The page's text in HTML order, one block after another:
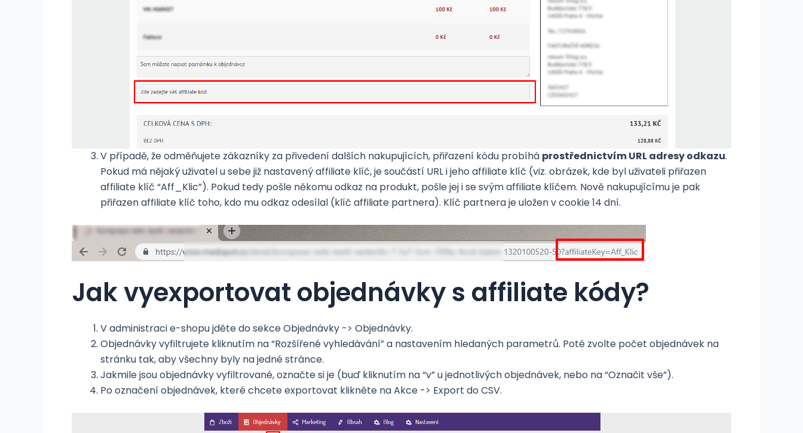
V případě, že odměňujete zákazníky za přivedení dalších nakupujících, přiřazení kódu probíhá prostřednictvím URL adresy odkazu.
Pokud má nějaký uživatel u sebe již nastavený affiliate klíč, je součástí URL i jeho affiliate klíč (viz. obrázek, kde byl uživateli přiřazen
affiliate klíč “Aff_Klic”). Pokud tedy pošle někomu odkaz na produkt, pošle jej i se svým affiliate klíčem. Nově nakupujícímu je pak
přiřazen affiliate klíč toho, kdo mu odkaz odesílal (klíč affiliate partnera). Klíč partnera je uložen v cookie 14 dní.
Jak vyexportovat objednávky s affiliate kódy?
V administraci e-shopu jděte do sekce Objednávky -> Objednávky.
Objednávky vyfiltrujete kliknutím na “Rozšířené vyhledávání” a nastavením hledaných parametrů. Poté zvolte počet objednávek na
stránku tak, aby všechny byly na jedné stránce.
Jakmile jsou objednávky vyfiltrované, označte si je (buď kliknutím na “v” u jednotlivých objednávek, nebo na “Označit vše”).
Po označení objednávek, které chcete exportovat klikněte na Akce -> Export do CSV.